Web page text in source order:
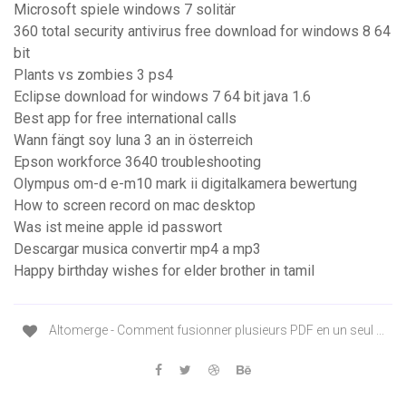
Microsoft spiele windows 7 solitär
360 total security antivirus free download for windows 8 64
bit
Plants vs zombies 3 ps4
Eclipse download for windows 7 64 bit java 1.6
Best app for free international calls
Wann fängt soy luna 3 an in österreich
Epson workforce 3640 troubleshooting
Olympus om-d e-m10 mark ii digitalkamera bewertung
How to screen record on mac desktop
Was ist meine apple id passwort
Descargar musica convertir mp4 a mp3
Happy birthday wishes for elder brother in tamil
Altomerge - Comment fusionner plusieurs PDF en un seul ...